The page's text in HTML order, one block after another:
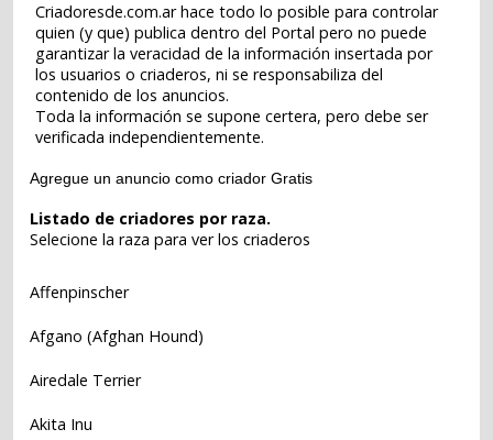
Criadoresde.com.ar hace todo lo posible para controlar
quien (y que) publica dentro del Portal pero no puede
garantizar la veracidad de la información insertada por
los usuarios o criaderos, ni se responsabiliza del
contenido de los anuncios.
Toda la información se supone certera, pero debe ser
verificada independientemente.
Agregue un anuncio como criador Gratis
Listado de criadores por raza.
Selecione la raza para ver los criaderos
Affenpinscher
Afgano (Afghan Hound)
Airedale Terrier
Akita Inu